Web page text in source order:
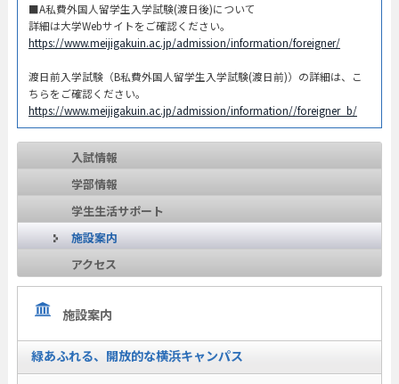
■A私費外国人留学生入学試験(渡日後)について
詳細は大学Webサイトをご確認ください。
https://www.meijigakuin.ac.jp/admission/information/foreigner/
渡日前入学試験（B私費外国人留学生入学試験(渡日前)）の詳細は、こ
ちらをご確認ください。
https://www.meijigakuin.ac.jp/admission/information//foreigner_b/
入試情報
学部情報
学生生活サポート
施設案内
アクセス
施設案内
緑あふれる、開放的な横浜キャンパス